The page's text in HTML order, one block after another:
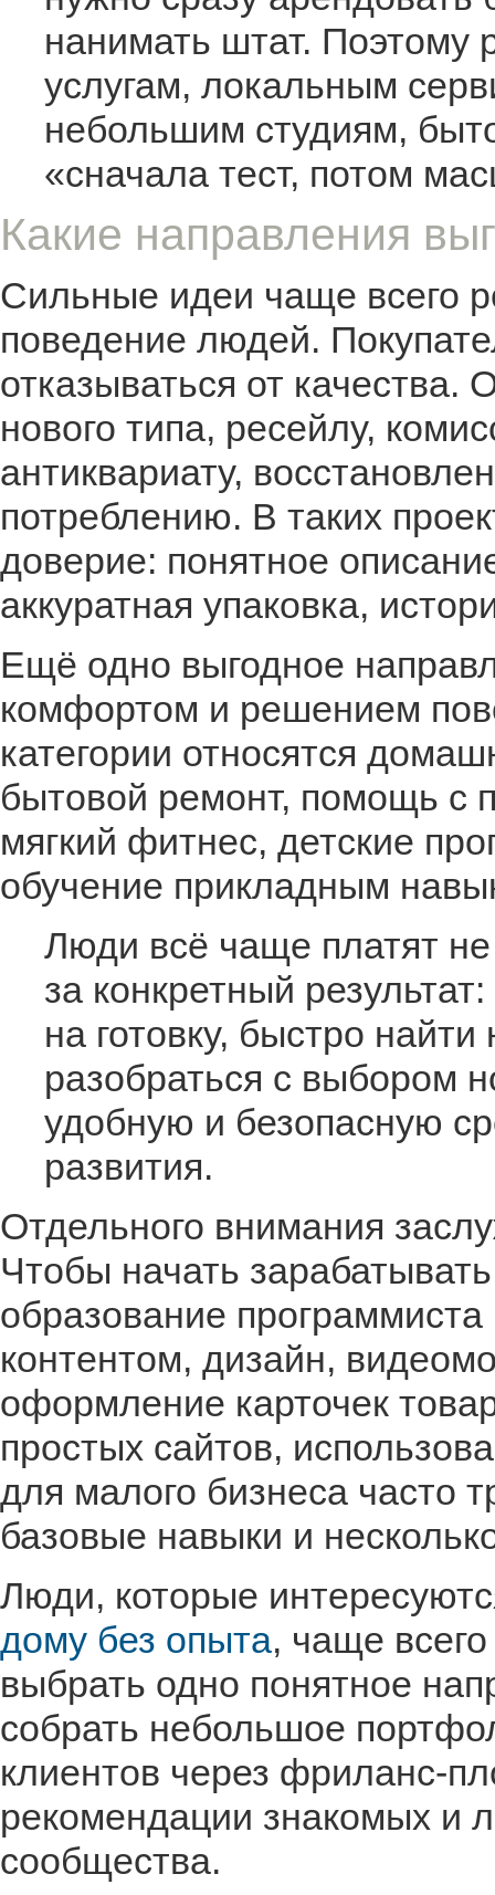
нанимать штат. Поэтому
услугам, локальным
небольшим студиям,
«сначала тест, потом
Какие направления
Сильные идеи чаще всего
поведение людей.
отказываться от
нового типа, ресейлу,
антиквариату,
потреблению. В таких
доверие: понятное
аккуратная упаковка,
Ещё одно выгодное
комфортом и решением
категории относятся
бытовой ремонт, помощь с
мягкий фитнес, детские
обучение прикладным
Люди всё чаще платят
за конкретный
на готовку, быстро
разобраться с выбором
удобную и безопасную
развития.
Отдельного внимания
Чтобы начать
образование
контентом, дизайн,
оформление карточек
простых сайтов,
для малого бизнеса часто
базовые навыки и
Люди, которые
дому без опыта, чаще
выбрать одно понятное
собрать небольшое
клиентов через фриланс-
рекомендации знакомых и
сообщества.